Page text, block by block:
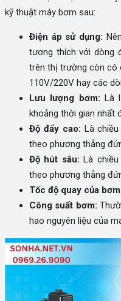
kỹ thuật máy bơm sau:
Điện áp sử dụng:
tương thích với dòng
trên thị trường còn có
110V/220V hay các
Lưu lượng bơm: Là
khoảng thời gian nhất
Độ đẩy cao: Là
theo phương thẳng
Độ hút sâu: Là
theo phương thẳng
Tốc độ quay của bơm
Công suất bơm:
hao nguyên liệu của